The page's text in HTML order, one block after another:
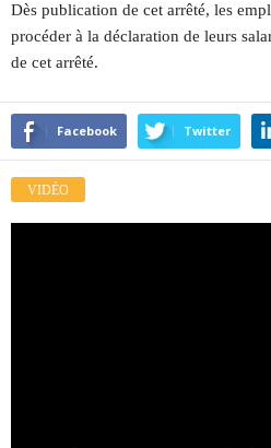
Dès publication de cet arrêté, les
procéder à la déclaration de leurs
de cet arrêté.
Facebook Twitter
VIDÉO